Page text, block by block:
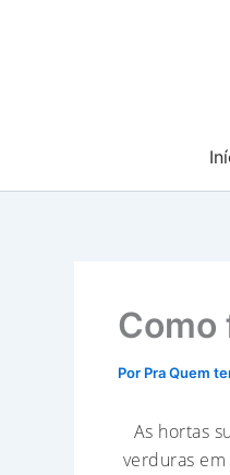
Como
Por Pra Quem
As hortas
verduras